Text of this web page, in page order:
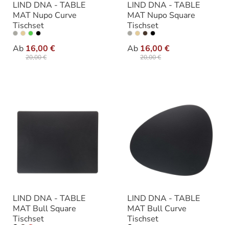
LIND DNA - TABLE
MAT Nupo Curve
Tischset
Ab 16,00 €
20,00 €
Ausführung
LIND DNA - TABLE
MAT Nupo Square
Tischset
Ab 16,00 €
20,00 €
Ausführung
LIND DNA - TABLE
MAT Bull Square
Tischset
LIND DNA - TABLE
MAT Bull Curve
Tischset